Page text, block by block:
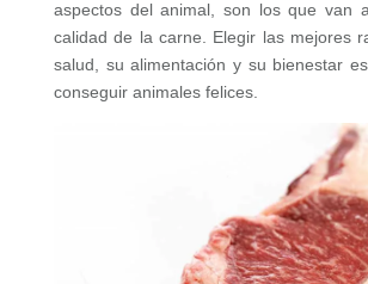
aspectos del animal, son los que van
calidad de la carne. Elegir las mejores
salud, su alimentación y su bienestar
conseguir animales felices.